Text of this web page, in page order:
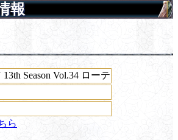
報
13th Season Vol.34 ローテ
ら